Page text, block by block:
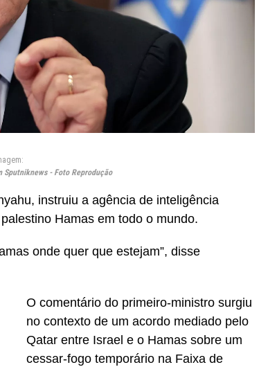
- Foto Reprodução
instruiu a agência de inteligência
Hamas em todo o mundo.
onde quer que estejam”, disse
O comentário do primeiro-ministro surgiu
no contexto de um acordo mediado pelo
Qatar entre Israel e o Hamas sobre um
cessar-fogo temporário na Faixa de